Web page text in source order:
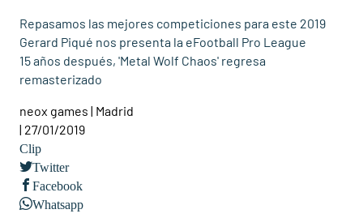
Repasamos las mejores competiciones para este 2019
Gerard Piqué nos presenta la eFootball Pro League
15 años después, 'Metal Wolf Chaos' regresa
remasterizado
neox games | Madrid
| 27/01/2019
Clip
Twitter
Facebook
Whatsapp